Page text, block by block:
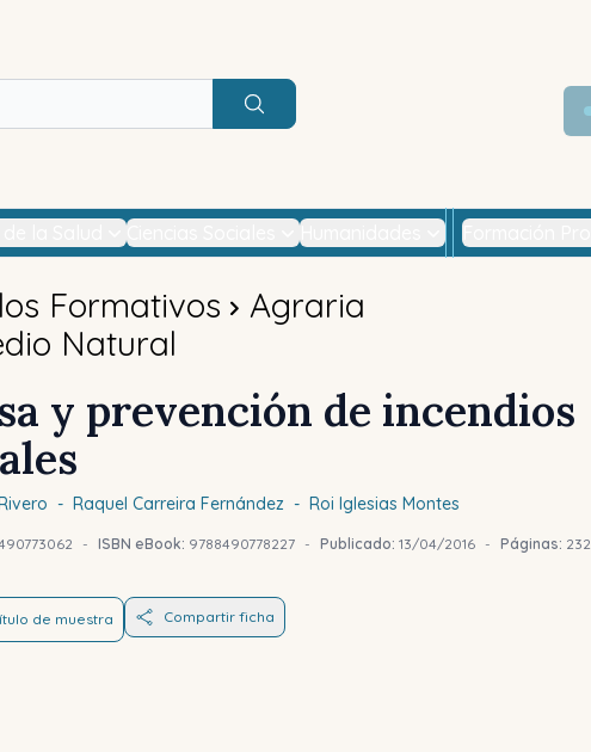
Buscar
Formativos
Agraria
Natural
y prevención de incendios
- Raquel Carreira Fernández - Roi Iglesias Montes
- ISBN eBook: 9788490778227 - Publicado: 13/04/2016 - Páginas: 232
de muestra Compartir ficha